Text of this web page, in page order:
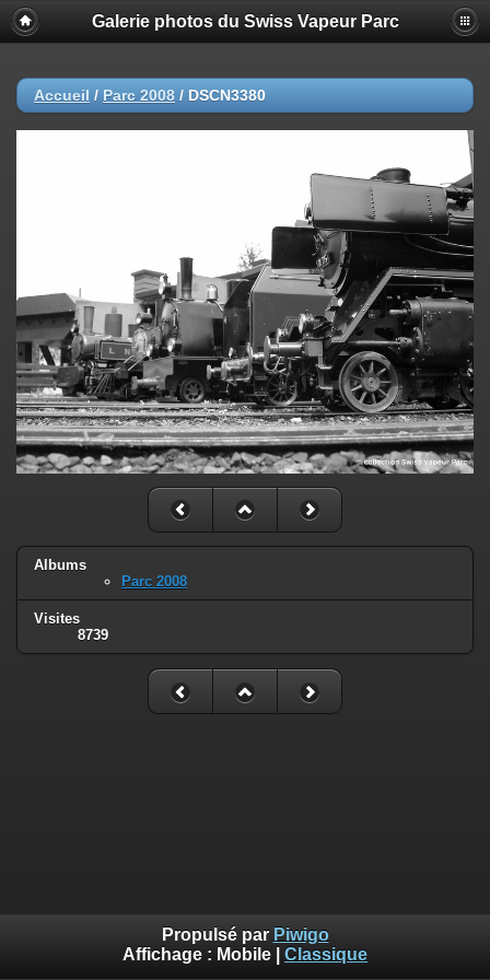
Galerie photos du Swiss Vapeur Parc
Accueil / Parc 2008 / DSCN3380
Albums
Parc 2008
Visites
8739
Propulsé par Piwigo
Affichage : Mobile Classique